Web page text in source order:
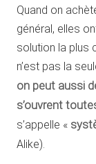
Quand on
général, elles
solution la plus
n’est pas la
on peut aussi
s’ouvrent
s’appelle «
Alike).